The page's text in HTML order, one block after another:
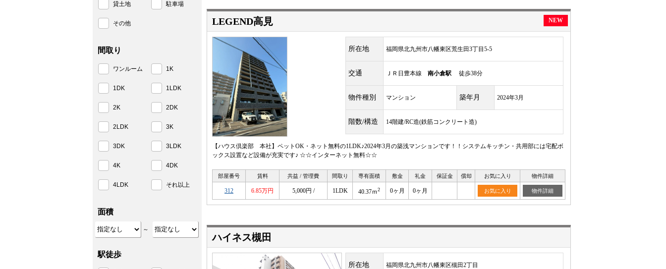
LEGEND高見 NEW
所在地 福岡県北九州市八幡東区荒生田3丁目5-5
交通 ＪＲ日豊本線 南小倉駅 徒歩38分
物件種別 マンション 築年月 2024年3月
階数/構造 14階建/RC造(鉄筋コンクリート造)
【ハウス倶楽部 本社】ペットOK・ネット無料の1LDK♪2024年3月の築浅マンションです！！システムキッチン・共用部には宅配ボ
ックス設置など設備が充実です♪ ☆☆インターネット無料☆☆
部屋番号 賃料 共益 / 管理費 間取り 専有面積 敷金 礼金 保証金 償却 お気に入り 物件詳細
312 6.85万円 5,000円 / 1LDK 40.37ｍ2 0ヶ月 0ヶ月 お気に入り 物件詳細
ハイネス槻田
所在地 福岡県北九州市八幡東区槻田2丁目
貸土地 駐車場
その他
間取り
ワンルーム 1K
1DK 1LDK
2K 2DK
2LDK 3K
3DK 3LDK
4K 4DK
4LDK それ以上
面積
～
駅徒歩